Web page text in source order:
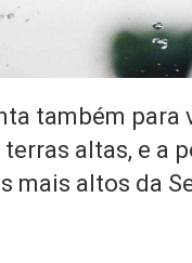
também para
altas, e a
mais altos da